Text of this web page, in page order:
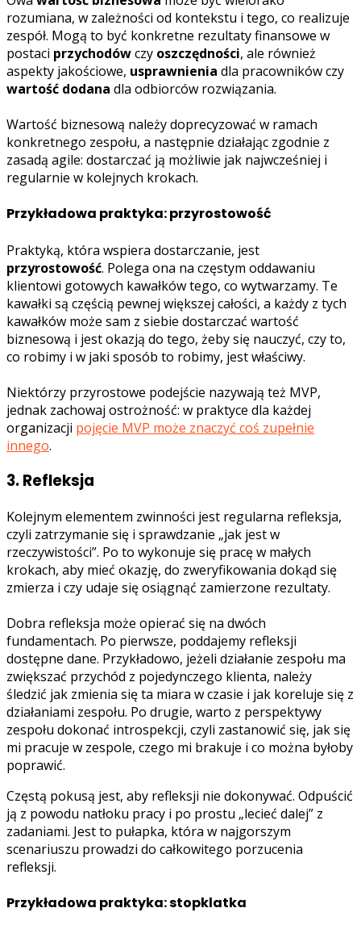
rozumiana, w zależności od kontekstu i tego, co realizuje
zespół. Mogą to być konkretne rezultaty finansowe w
postaci przychodówczy oszczędności, ale również
aspekty jakościowe, usprawnienia dla pracowników czy
wartość dodana dla odbiorców rozwiązania.
Wartość biznesową należy doprecyzować w ramach
konkretnego zespołu, a następnie działając zgodnie z
zasadą agile: dostarczać ją możliwie jak najwcześniej i
regularnie w kolejnych krokach.
Przykładowa praktyka: przyrostowość
Praktyką, która wspiera dostarczanie, jest
przyrostowość. Polega ona na częstym oddawaniu
klientowi gotowych kawałków tego, co wytwarzamy. Te
kawałki są częścią pewnej większej całości, a każdy z tych
kawałków może sam z siebie dostarczać wartość
biznesową i jest okazją do tego, żeby się nauczyć, czy to,
co robimy i w jaki sposób to robimy, jest właściwy.
Niektórzy przyrostowe podejście nazywają też MVP,
jednak zachowaj ostrożność: w praktyce dla każdej
organizacji pojęcie MVP może znaczyć coś zupełnie
innego.
3. Refleksja
Kolejnym elementem zwinności jest regularna refleksja,
czyli zatrzymanie się i sprawdzanie „jak jest w
rzeczywistości”. Po to wykonuje się pracę w małych
krokach, aby mieć okazję, do zweryfikowania dokąd się
zmierza i czy udaje się osiągnąć zamierzone rezultaty.
Dobra refleksja może opierać się na dwóch
fundamentach. Po pierwsze, poddajemy refleksji
dostępne dane. Przykładowo, jeżeli działanie zespołu ma
zwiększać przychód z pojedynczego klienta, należy
śledzić jak zmienia się ta miara w czasie i jak koreluje się z
działaniami zespołu. Po drugie, warto z perspektywy
zespołu dokonać introspekcji, czyli zastanowić się, jak się
mi pracuje w zespole, czego mi brakuje i co można byłoby
poprawić.
Częstą pokusą jest, aby refleksji nie dokonywać. Odpuścić
ją z powodu natłoku pracy i po prostu „lecieć dalej” z
zadaniami. Jest to pułapka, która w najgorszym
scenariuszu prowadzi do całkowitego porzucenia
refleksji.
Przykładowa praktyka: stopklatka